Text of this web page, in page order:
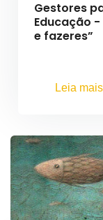
Gestores
Educação
e fazeres”
Leia mais